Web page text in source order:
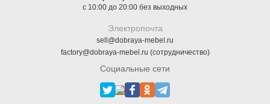
с 10:00 до 20:00 без выходных
Электропочта
sell@dobraya-mebel.ru
factory@dobraya-mebel.ru (сотрудничество)
Социальные сети